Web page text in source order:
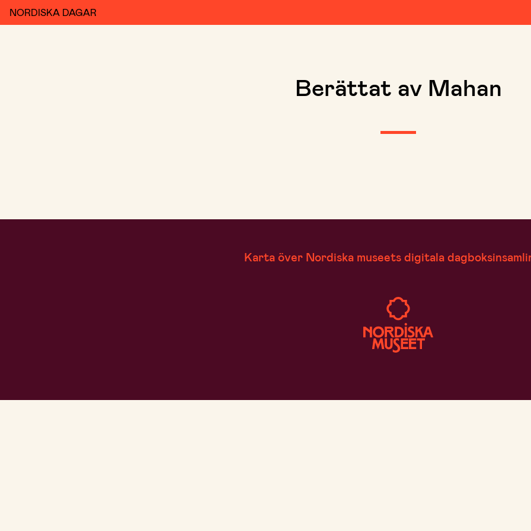
NORDISKA DAGAR
Berättat av Mahan
Karta över Nordiska museets digitala